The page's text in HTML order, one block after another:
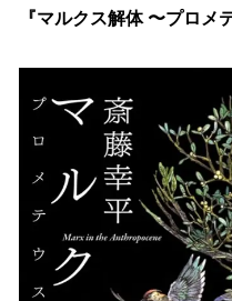
『マルクス解体 〜プロメ